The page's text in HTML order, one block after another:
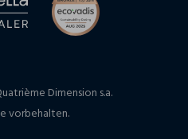
Dimension s.a.
vorbehalten.